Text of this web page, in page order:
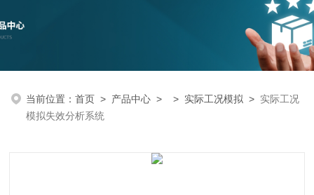
当前位置：首页 > 产品中心 > > 实际工况模拟 > 实际工况
模拟失效分析系统